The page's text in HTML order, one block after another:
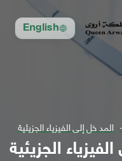
English
المد خل إلى الفيزياء الجزيئية
الجزيئية